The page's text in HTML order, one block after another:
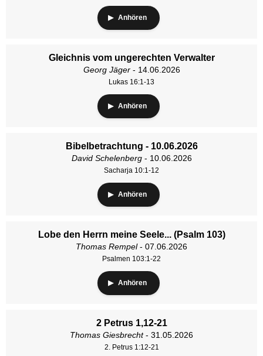
Anhören
Gleichnis vom ungerechten Verwalter
Georg Jäger- 14.06.2026
Lukas 16:1-13
Anhören
Bibelbetrachtung - 10.06.2026
David Schelenberg- 10.06.2026
Sacharja 10:1-12
Anhören
Lobe den Herrn meine Seele... (Psalm 103)
Thomas Rempel- 07.06.2026
Psalmen 103:1-22
Anhören
2 Petrus 1,12-21
Thomas Giesbrecht- 31.05.2026
2. Petrus 1:12-21